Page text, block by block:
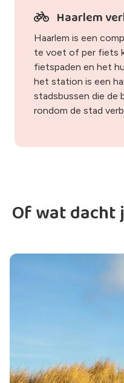
Haarlem
Haarlem is een
te voet of per fiets
fietspaden en het
het station is een
stadsbussen die de
rondom de stad
Of wat dacht